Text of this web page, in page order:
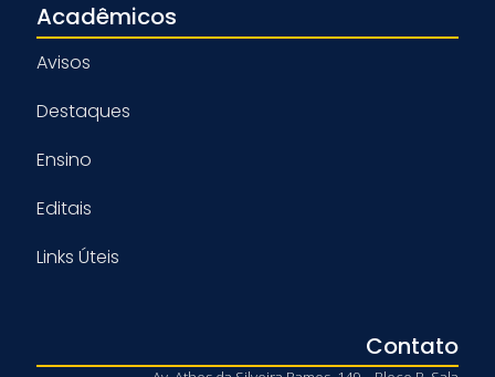
Acadêmicos
Avisos
Destaques
Ensino
Editais
Links Úteis
Contato